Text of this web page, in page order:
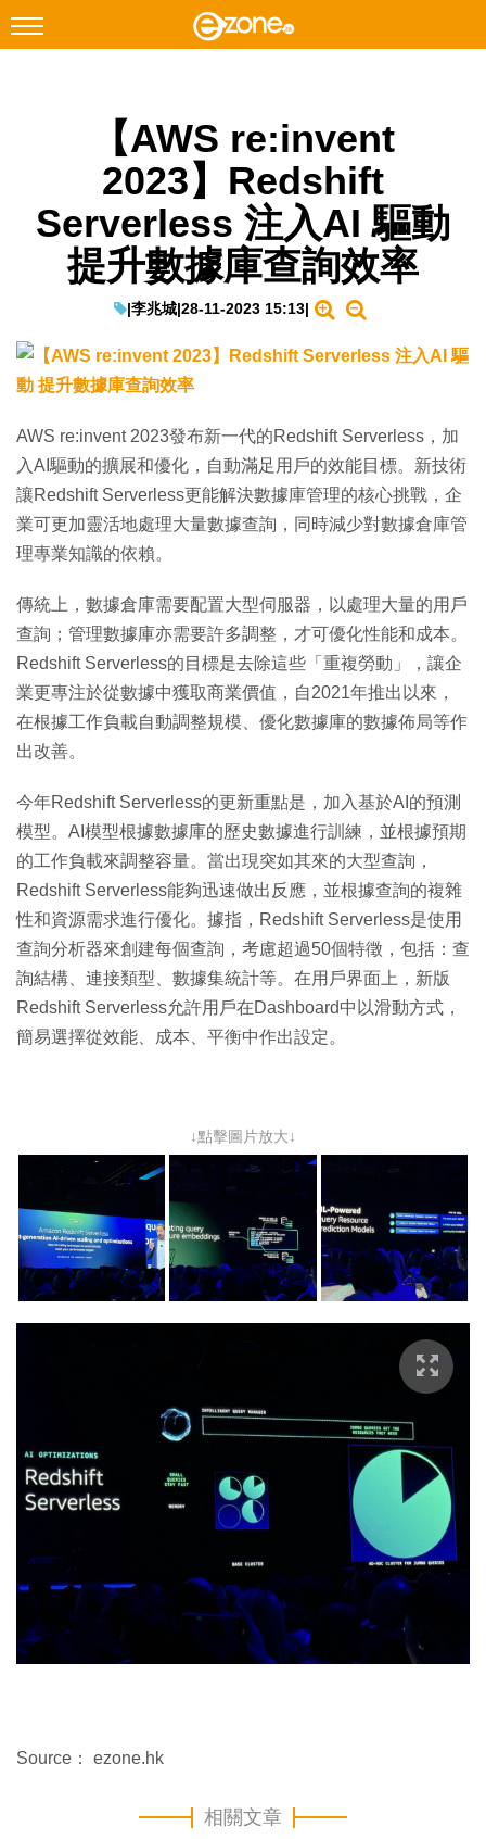
Instagram
網絡生活
遊戲動漫
EduTech
IT Times
生成式AI與雲端應用
Enterprise Digital Transformation
特集
【AWS re:invent
2023】Redshift
Serverless 注入AI 驅動
提升數據庫查詢效率
|李兆城|28-11-2023 15:13|
AWS re:invent 2023發布新一代的Redshift Serverless，加
入AI驅動的擴展和優化，自動滿足用戶的效能目標。新技術
讓Redshift Serverless更能解決數據庫管理的核心挑戰，企
業可更加靈活地處理大量數據查詢，同時減少對數據倉庫管
理專業知識的依賴。
傳統上，數據倉庫需要配置大型伺服器，以處理大量的用戶
查詢；管理數據庫亦需要許多調整，才可優化性能和成本。
Redshift Serverless的目標是去除這些「重複勞動」，讓企
業更專注於從數據中獲取商業價值，自2021年推出以來，
在根據工作負載自動調整規模、優化數據庫的數據佈局等作
出改善。
今年Redshift Serverless的更新重點是，加入基於AI的預測
模型。AI模型根據數據庫的歷史數據進行訓練，並根據預期
的工作負載來調整容量。當出現突如其來的大型查詢，
Redshift Serverless能夠迅速做出反應，並根據查詢的複雜
性和資源需求進行優化。據指，Redshift Serverless是使用
查詢分析器來創建每個查詢，考慮超過50個特徵，包括：查
詢結構、連接類型、數據集統計等。在用戶界面上，新版
Redshift Serverless允許用戶在Dashboard中以滑動方式，
簡易選擇從效能、成本、平衡中作出設定。
↓點擊圖片放大↓
Source： ezone.hk
相關文章